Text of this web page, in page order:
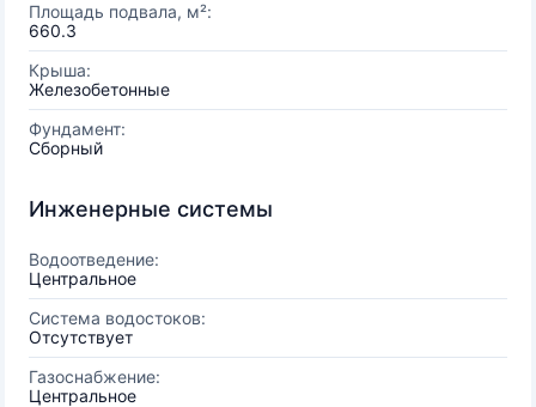
Площадь подвала, м²:
660.3
Крыша:
Железобетонные
Фундамент:
Сборный
Инженерные системы
Водоотведение:
Центральное
Система водостоков:
Отсутствует
Газоснабжение:
Центральное